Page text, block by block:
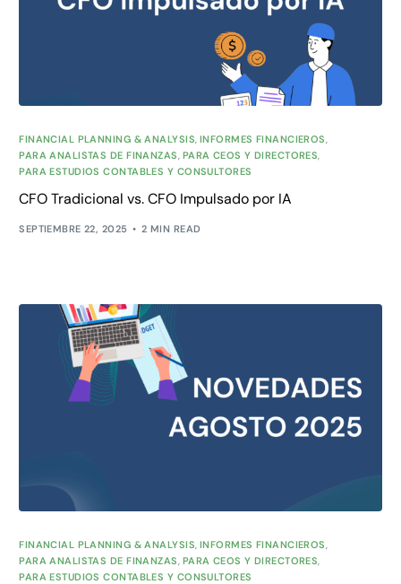
FINANCIAL PLANNING & ANALYSIS, INFORMES FINANCIEROS,
PARA ANALISTAS DE FINANZAS, PARA CEOS Y DIRECTORES,
PARA ESTUDIOS CONTABLES Y CONSULTORES
CFO Tradicional vs. CFO Impulsado por IA
SEPTIEMBRE 22, 2025 2 MIN READ
FINANCIAL PLANNING & ANALYSIS, INFORMES FINANCIEROS,
PARA ANALISTAS DE FINANZAS, PARA CEOS Y DIRECTORES,
PARA ESTUDIOS CONTABLES Y CONSULTORES